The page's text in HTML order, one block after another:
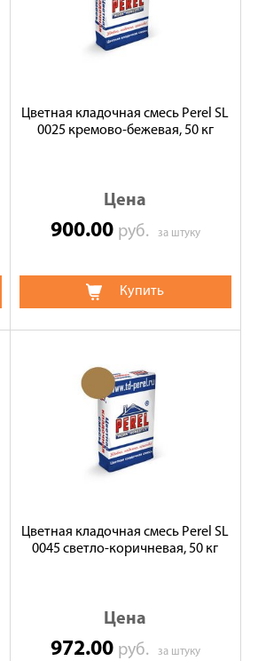
Цветная кладочная смесь Perel SL
0025 кремово-бежевая, 50 кг
Цена
900.00 руб. за штуку
Купить
Цветная кладочная смесь Perel SL
0045 светло-коричневая, 50 кг
Цена
972.00 руб. за штуку